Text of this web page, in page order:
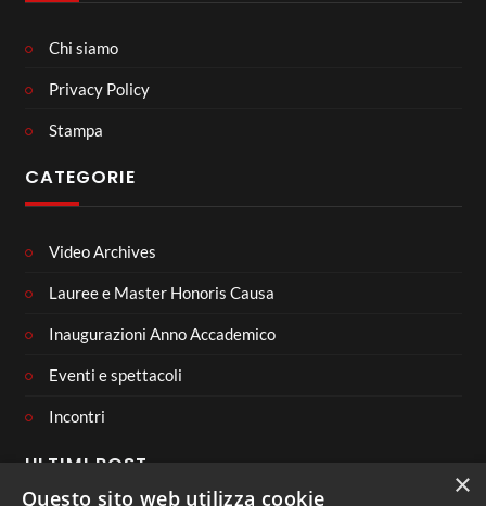
Chi siamo
Privacy Policy
Stampa
CATEGORIE
Video Archives
Lauree e Master Honoris Causa
Inaugurazioni Anno Accademico
Eventi e spettacoli
Incontri
ULTIMI POST
×
Questo sito web utilizza cookie